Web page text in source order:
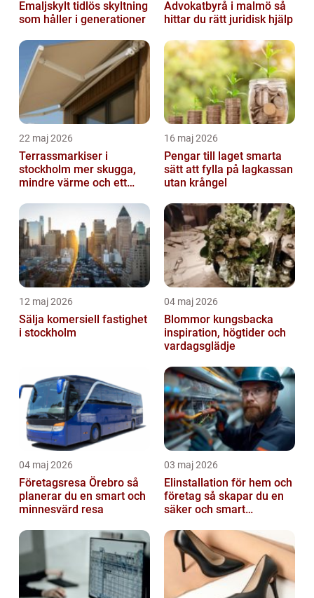
Emaljskylt tidlös skyltning
som håller i generationer
Advokatbyrå i malmö så
hittar du rätt juridisk hjälp
22 maj 2026
Terrassmarkiser i
stockholm mer skugga,
mindre värme och ett
16 maj 2026
Pengar till laget smarta
sätt att fylla på lagkassan
utan krångel
12 maj 2026
Sälja komersiell fastighet
i stockholm
04 maj 2026
Blommor kungsbacka
inspiration, högtider och
vardagsglädje
04 maj 2026
Företagsresa Örebro så
planerar du en smart och
minnesvärd resa
03 maj 2026
Elinstallation för hem och
företag så skapar du en
säker och smart